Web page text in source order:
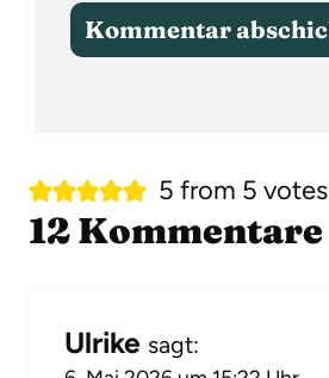
5 from 5 votes
12 Kommentare
Ulrike sagt: